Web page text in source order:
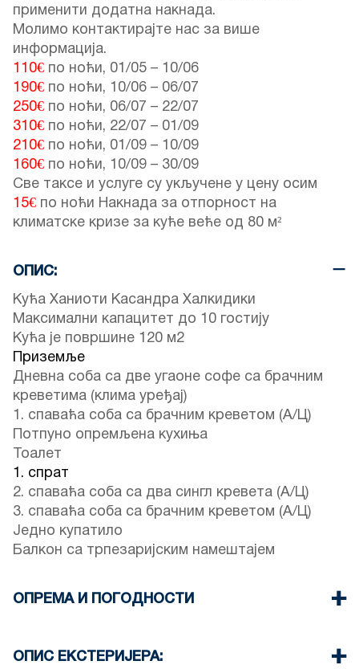
применити додатна накнада.
Молимо контактирајте нас за више
информација.
110€ по ноћи, 01/05 – 10/06
190€ по ноћи, 10/06 – 06/07
250€ по ноћи, 06/07 – 22/07
310€ по ноћи, 22/07 – 01/09
210€ по ноћи, 01/09 – 10/09
160€ по ноћи, 10/09 – 30/09
Све таксе и услуге су укључене у цену осим
15€ по ноћи Накнада за отпорност на
климатске кризе за куће веће од 80 м²
ОПИС:
Кућа Ханиоти Касандра Халкидики
Максимални капацитет до 10 гостију
Кућа је површине 120 м2
Приземље
Дневна соба са две угаоне софе са брачним
креветима (клима уређај)
1. спаваћа соба са брачним креветом (А/Ц)
Потпуно опремљена кухиња
Тоалет
1. спрат
2. спаваћа соба са два сингл кревета (А/Ц)
3. спаваћа соба са брачним креветом (А/Ц)
Једно купатило
Балкон са трпезаријским намештајем
ОПРЕМА И ПОГОДНОСТИ
Четири клима уређаја
ОПИС ЕКСТЕРИЈЕРА: